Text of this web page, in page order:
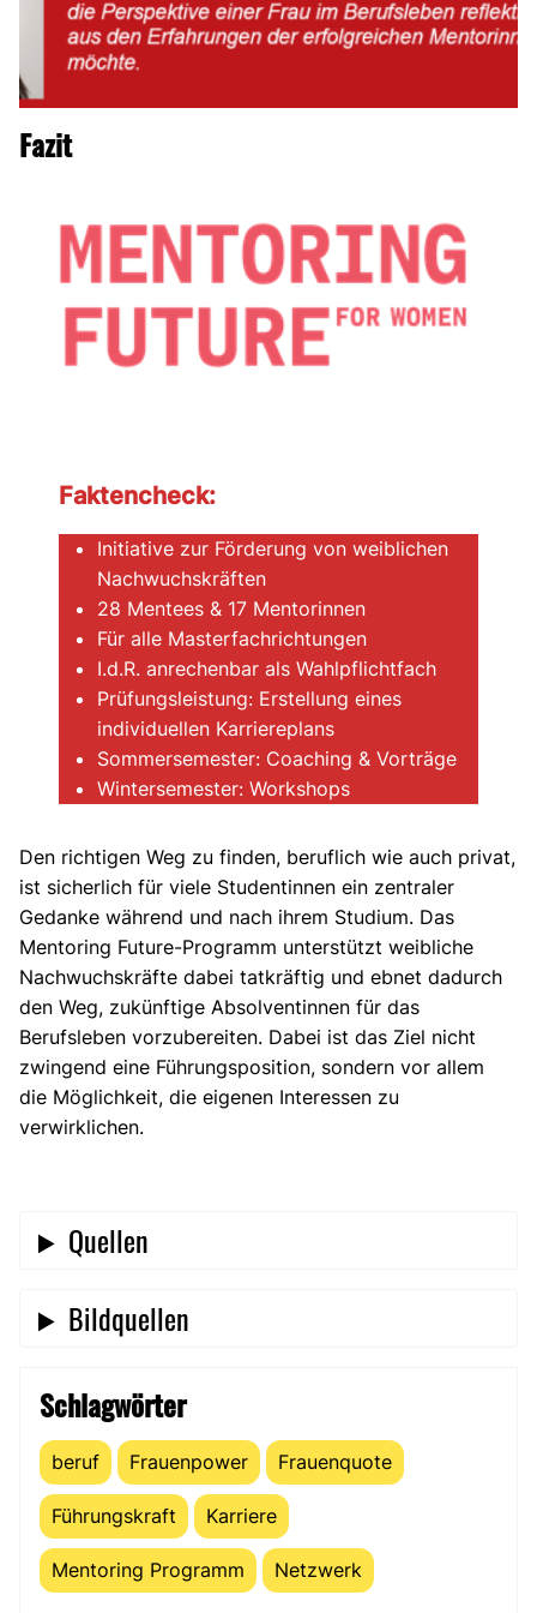
Fazit
Faktencheck:
Initiative zur Förderung von weiblichen
Nachwuchskräften
28 Mentees & 17 Mentorinnen
Für alle Masterfachrichtungen
I.d.R. anrechenbar als Wahlpflichtfach
Prüfungsleistung: Erstellung eines
individuellen Karriereplans
Sommersemester: Coaching & Vorträge
Wintersemester: Workshops
Den richtigen Weg zu finden, beruflich wie auch privat,
ist sicherlich für viele Studentinnen ein zentraler
Gedanke während und nach ihrem Studium. Das
Mentoring Future-Programm unterstützt weibliche
Nachwuchskräfte dabei tatkräftig und ebnet dadurch
den Weg, zukünftige Absolventinnen für das
Berufsleben vorzubereiten. Dabei ist das Ziel nicht
zwingend eine Führungsposition, sondern vor allem
die Möglichkeit, die eigenen Interessen zu
verwirklichen.
Quellen
Bildquellen
Schlagwörter
beruf Frauenpower Frauenquote
Führungskraft Karriere
Mentoring Programm Netzwerk